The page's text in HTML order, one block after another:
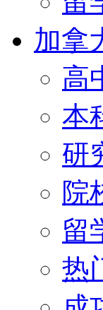
加拿
高
本
研
院
留
热